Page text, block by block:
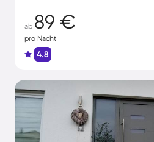
ab 89 €
pro Nacht
4.8